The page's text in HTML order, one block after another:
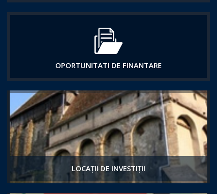
OPORTUNITATI DE FINANTARE
LOCAȚII DE INVESTIȚII